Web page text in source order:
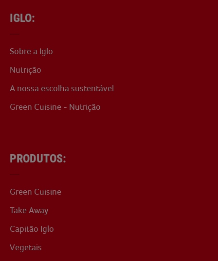
IGLO:
Sobre a Iglo
Nutrição
A nossa escolha sustentável
Green Cuisine - Nutrição
PRODUTOS:
Green Cuisine
Take Away
Capitão Iglo
Vegetais